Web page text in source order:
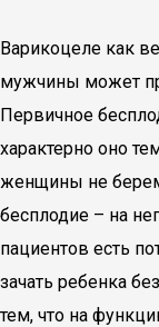
Варикоцеле как
мужчины может
Первичное
характерно оно
женщины не
бесплодие – на
пациентов есть
зачать ребенка
тем, что на